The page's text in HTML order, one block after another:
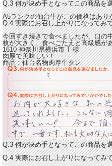
Q.3 何が決め手となってこの商品を
A5ランクの仙台牛がこの価格はあり
Q.4 実際にお召し上がりになってみ
今回すき焼きで食べましたが、口の
枚が大きく、食べごたえと高級感が
1610 神奈川県横浜市T様
肉厚で美味しい！
商品：仙台名物肉厚牛タン
Q.3 何が決め手となってこの商品を
Q.4 実際にお召し上がりになってみ